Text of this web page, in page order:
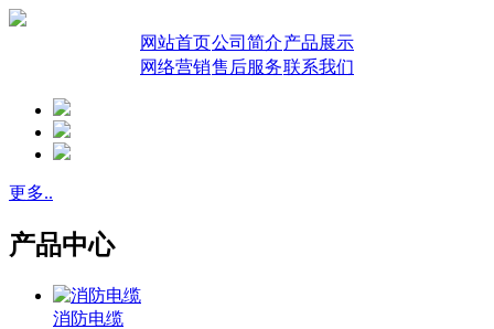
网站首页公司简介产品展示
网络营销售后服务联系我们
更多..
产品中心
消防电缆